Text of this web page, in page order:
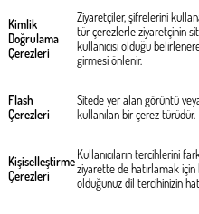
Kimlik
Doğrulama
Çerezleri
Ziyaretçiler, şifrelerini
tür çerezlerle ziyaretçinin
kullanıcısı olduğu
girmesi önlenir.
Flash
Çerezleri
Sitede yer alan görüntü
kullanılan bir çerez türüdür.
Kişiselleştirme
Çerezleri
Kullanıcıların tercihlerini
ziyarette de hatırlamak için
olduğunuz dil tercihinizin